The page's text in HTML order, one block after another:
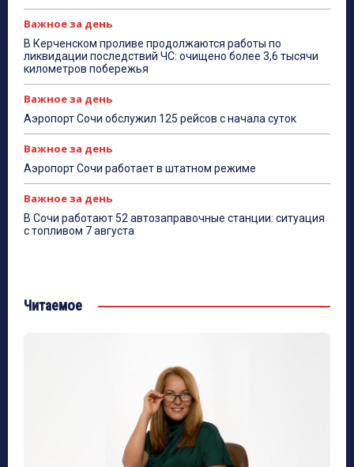
Важное за день
В Керченском проливе продолжаются работы по
ликвидации последствий ЧС: очищено более 3,6 тысячи
километров побережья
Важное за день
Аэропорт Сочи обслужил 125 рейсов с начала суток
Важное за день
Аэропорт Сочи работает в штатном режиме
Важное за день
В Сочи работают 52 автозаправочные станции: ситуация
с топливом 7 августа
Читаемое